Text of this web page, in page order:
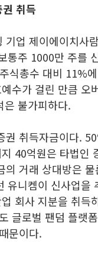
취득
업 제이에이치사
통주 1000만 주를
식총수 대비 11%
수가 걸린 만큼 오
은 불가피하다.
취득자금이다.
40억원은 타법인
거래 상대방은
니켐이 신사업을
회사 지분을 취득
글로벌 팬덤 플랫
문이다.